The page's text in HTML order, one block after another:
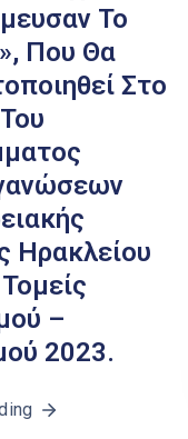
Το
Που Θα
Στo
Ηρακλείου
–
2023.